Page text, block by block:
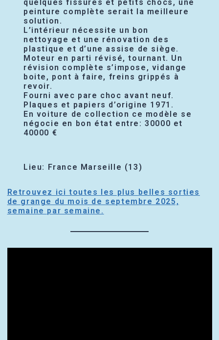
quelques fissures et petits chocs, une
peinture complète serait la meilleure
solution.
L’intérieur nécessite un bon
nettoyage et une rénovation des
plastique et d’une assise de siège.
Moteur en parti révisé, tournant. Un
révision complète s’impose, vidange
boite, pont à faire, freins grippés à
revoir.
Fourni avec pare choc avant neuf.
Plaques et papiers d’origine 1971.
En voiture de collection ce modèle se
négocie en bon état entre: 30000 et
40000 €
Lieu: France Marseille (13)
Retrouvez ici toutes les plus belles sorties
de grange du mois de septembre 2025,
semaine par semaine.